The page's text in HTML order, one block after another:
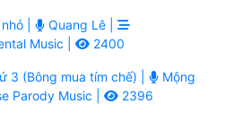
|
Quang Lê |
Music |
2400
3 (Bông mua tím chế) |
Mộng
Parody Music | 2396